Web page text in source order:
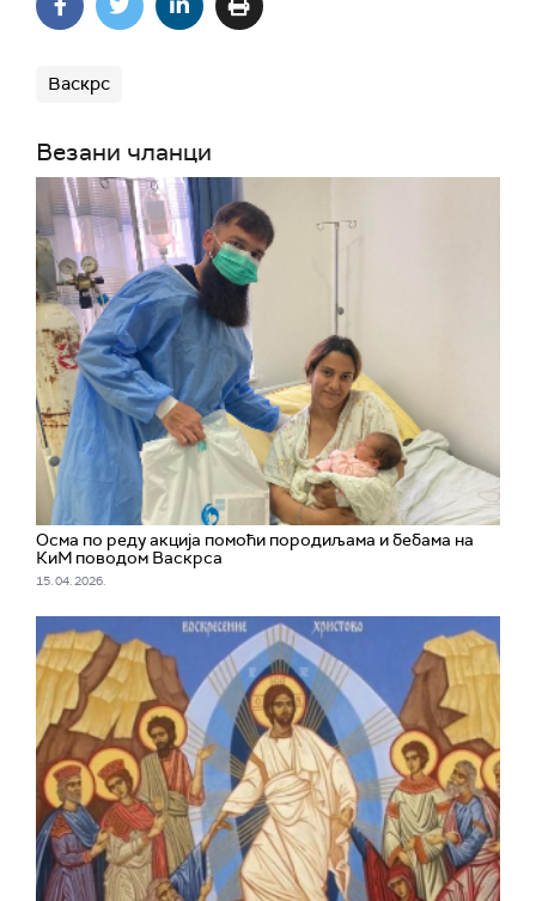
Васкрс
Везани чланци
Осма по реду акција помоћи породиљама и бебама на
КиМ поводом Васкрса
15. 04. 2026.